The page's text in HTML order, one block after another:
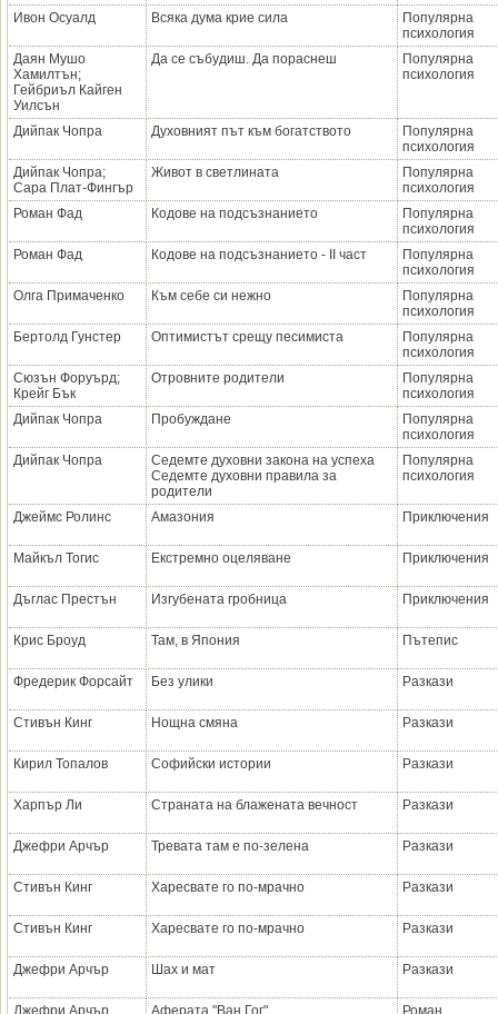
Ивон Осуалд
Всяка дума крие сила
Популярна
психология
Даян Мушо
Хамилтън;
Гейбриъл Кайген
Уилсън
Да се събудиш. Да пораснеш
Популярна
психология
Дийпак Чопра Духовният път към богатството
Популярна
психология
Дийпак Чопра;
Сара Плат-Фингър
Живот в светлината
Популярна
психология
Роман Фад
Кодове на подсъзнанието
Популярна
психология
Роман Фад
Кодове на подсъзнанието - II част
Популярна
психология
Олга Примаченко
Към себе си нежно
Популярна
психология
Бертолд Гунстер
Оптимистът срещу песимиста
Популярна
психология
Сюзън Форуърд;
Крейг Бък
Отровните родители
Популярна
психология
Дийпак Чопра
Пробуждане
Популярна
психология
Дийпак Чопра
Седемте духовни закона на успеха
Седемте духовни пpавила за
pодители
Популярна
психология
Джеймс Ролинс Амазония Приключения
Майкъл Тогис Екстремно оцеляване Приключения
Дъглас Престън Изгубената гробница Приключения
Крис Броуд Там, в Япония Пътепис
Фредерик Форсайт Без улики Разкази
Стивън Кинг Нощна смяна Разкази
Кирил Топалов Софийски истории Разкази
Харпър Ли Страната на блажената вечност Разкази
Джефри Арчър Тревата там е по-зелена Разкази
Стивън Кинг Харесвате го по-мрачно Разкази
Стивън Кинг Харесвате го по-мрачно Разкази
Джефри Арчър Шах и мат Разкази
Джефри Арчър Аферата "Ван Гог" Роман